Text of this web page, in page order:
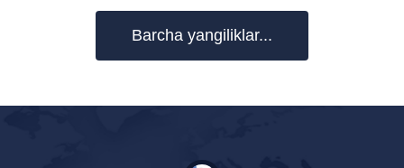
Barcha yangiliklar...